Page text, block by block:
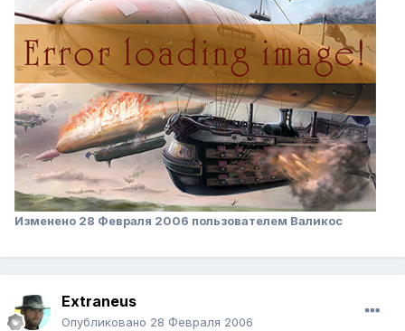
Изменено 28 Февраля 2006 пользователем Валикос
Extraneus
Опубликовано 28 Февраля 2006